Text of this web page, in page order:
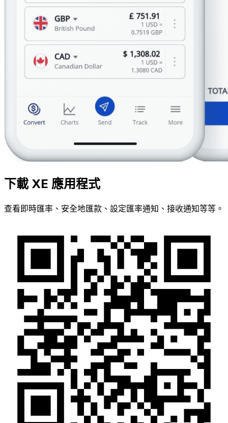
下載 XE 應用程式
查看即時匯率、安全地匯款、設定匯率通知、接收通知等等。